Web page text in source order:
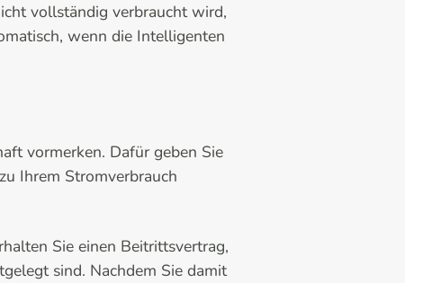
vollständig verbraucht wird,
wenn die Intelligenten
vormerken. Dafür geben Sie
Ihrem Stromverbrauch
Sie einen Beitrittsvertrag,
sind. Nachdem Sie damit